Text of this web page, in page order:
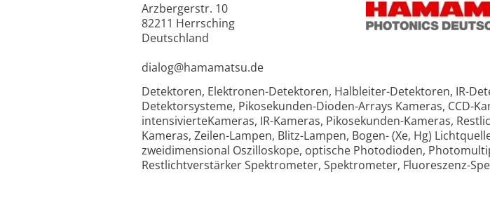
Arzbergerstr. 10
82211 Herrsching
Deutschland
dialog@hamamatsu.de
Detektoren, Elektronen-Detektoren, Halbleiter-Detektoren, IR-
Detektorsysteme, Pikosekunden-Dioden-Arrays Kameras, CCD-
intensivierteKameras, IR-Kameras, Pikosekunden-Kameras,
Kameras, Zeilen-Lampen, Blitz-Lampen, Bogen- (Xe, Hg)
zweidimensional Oszilloskope, optische Photodioden,
Restlichtverstärker Spektrometer, Spektrometer, Fluoreszenz-